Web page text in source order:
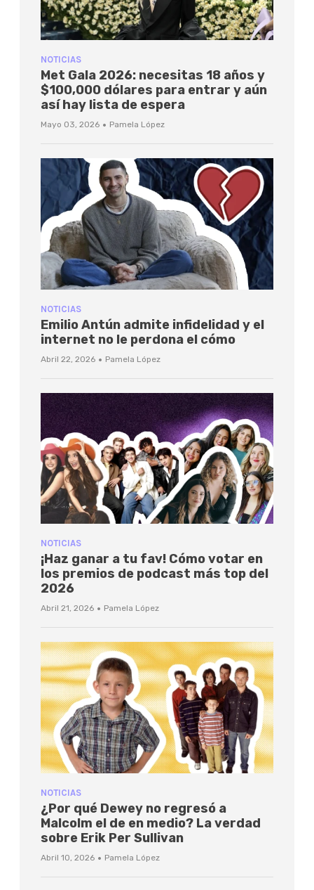
NOTICIAS
Met Gala 2026: necesitas 18 años y
$100,000 dólares para entrar y aún
así hay lista de espera
Mayo 03, 2026 · Pamela López
NOTICIAS
Emilio Antún admite infidelidad y el
internet no le perdona el cómo
Abril 22, 2026 · Pamela López
NOTICIAS
¡Haz ganar a tu fav! Cómo votar en
los premios de podcast más top del
2026
Abril 21, 2026 · Pamela López
NOTICIAS
¿Por qué Dewey no regresó a
Malcolm el de en medio? La verdad
sobre Erik Per Sullivan
Abril 10, 2026 · Pamela López